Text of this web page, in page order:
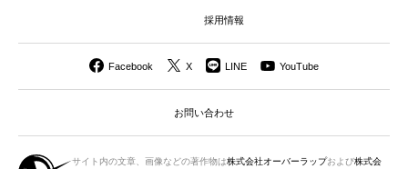
採用情報
Facebook X LINE YouTube
お問い合わせ
サイト内の文章、画像などの著作物は株式会社オーバーラップおよび株式会